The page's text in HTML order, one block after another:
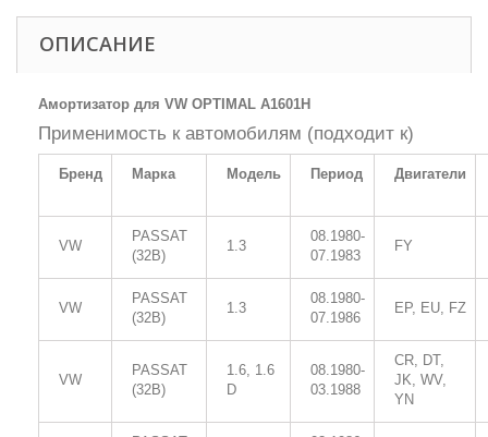
ОПИСАНИЕ
Амортизатор для VW OPTIMAL A1601H
Применимость к автомобилям (подходит к)
Бренд Марка Модель Период Двигатели
VW
PASSAT
(32B)
1.3
08.1980-
07.1983
FY
VW
PASSAT
(32B)
1.3
08.1980-
07.1986
EP, EU, FZ
VW
PASSAT
(32B)
1.6, 1.6
D
08.1980-
03.1988
CR, DT,
JK, WV,
YN